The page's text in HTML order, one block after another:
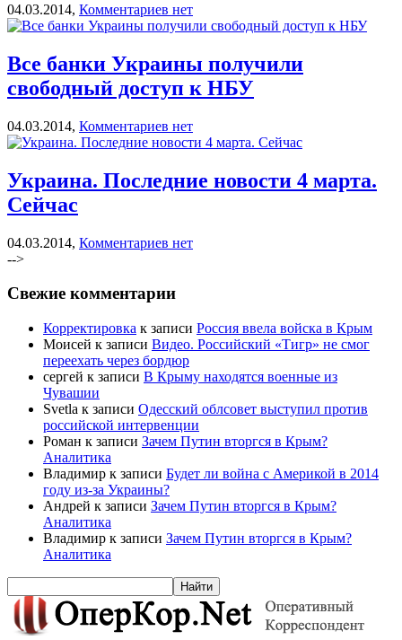
04.03.2014, Комментариев нет
Все банки Украины получили
свободный доступ к НБУ
04.03.2014, Комментариев нет
Украина. Последние новости 4 марта.
Сейчас
04.03.2014, Комментариев нет
-->
Свежие комментарии
Корректировка к записи Россия ввела войска в Крым
Моисей к записи Видео. Российский «Тигр» не смог
переехать через бордюр
сергей к записи В Крыму находятся военные из
Чувашии
Svetla к записи Одесский облсовет выступил против
российской интервенции
Роман к записи Зачем Путин вторгся в Крым?
Аналитика
Владимир к записи Будет ли война с Америкой в 2014
году из-за Украины?
Андрей к записи Зачем Путин вторгся в Крым?
Аналитика
Владимир к записи Зачем Путин вторгся в Крым?
Аналитика